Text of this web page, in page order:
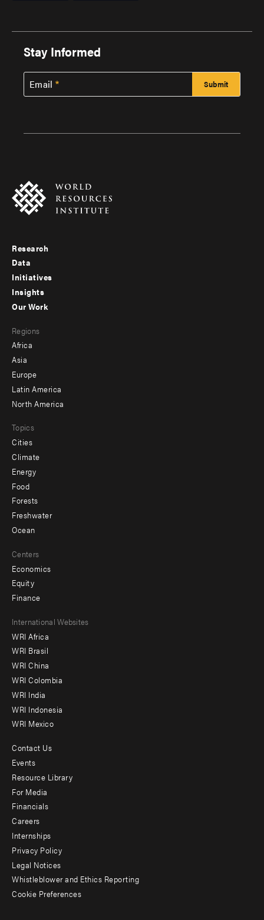
Stay Informed
Email
Footer
menu
-
Research
Data
Initiatives
Insights
menu
-
secondary
Our Work
Regions
Africa
Asia
Europe
Latin America
North America
Topics
Cities
Climate
Energy
Food
Forests
Freshwater
Ocean
Centers
Economics
Equity
Finance
Footer
menu
-
Offices
International Websites
WRI Africa
WRI Brasil
WRI China
WRI Colombia
WRI India
WRI Indonesia
WRI Mexico
Footer
menu
-
Additional
Contact Us
Events
Resource Library
For Media
Financials
Careers
Internships
Privacy Policy
Legal Notices
Whistleblower and Ethics Reporting
Cookie Preferences